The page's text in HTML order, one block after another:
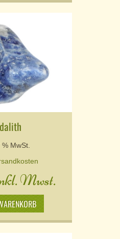
% MwSt.
Mwst.